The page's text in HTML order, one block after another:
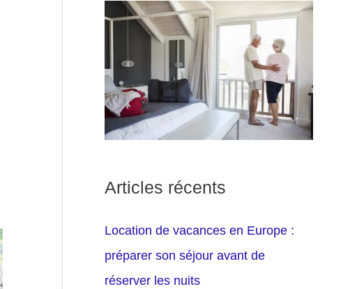
Articles récents
Location de vacances en Europe :
préparer son séjour avant de
réserver les nuits